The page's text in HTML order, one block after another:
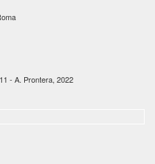
- A. Prontera, 2022